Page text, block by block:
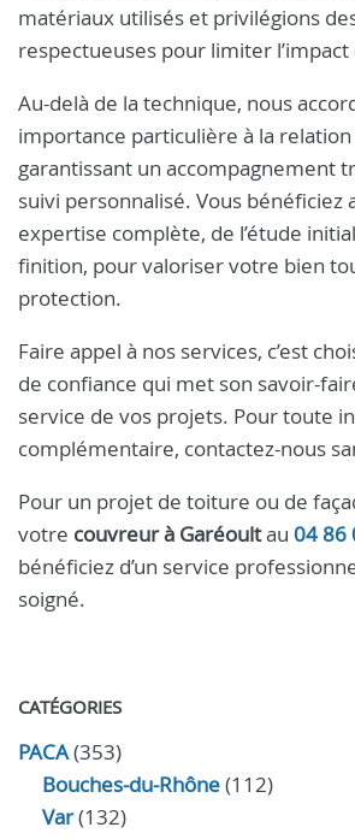
matériaux utilisés et privilégions
respectueuses pour limiter
Au-delà de la technique, nous
importance particulière à la
garantissant un accompagnement
suivi personnalisé. Vous bénéficiez
expertise complète, de l’étude
finition, pour valoriser votre bien
protection.
Faire appel à nos services, c’est
de confiance qui met son savoir-
service de vos projets. Pour toute
complémentaire, contactez-nous
Pour un projet de toiture ou de
votre couvreur à Garéoultau 04 86
bénéficiez d’un service
soigné.
CATÉGORIES
PACA(353)
Bouches-du-Rhône(112)
Var(132)